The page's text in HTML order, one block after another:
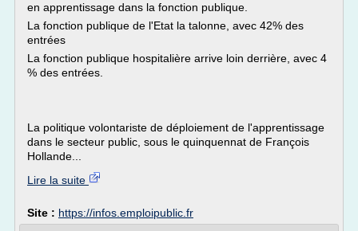
en apprentissage dans la fonction publique.
La fonction publique de l'Etat la talonne, avec 42% des
entrées
La fonction publique hospitalière arrive loin derrière, avec 4
% des entrées.
La politique volontariste de déploiement de l'apprentissage
dans le secteur public, sous le quinquennat de François
Hollande...
Lire la suite
Site : https://infos.emploipublic.fr